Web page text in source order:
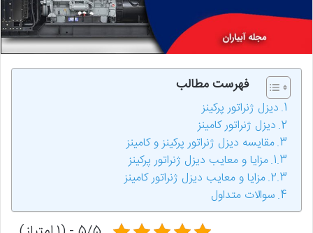
فهرست مطالب
دیزل ژنراتور پرکینز
دیزل ژنراتور کامینز
مقایسه دیزل ژنراتور پرکینز و کامینز
مزایا و معایب دیزل ژنراتور پرکینز
مزایا و معایب دیزل ژنراتور کامینز
سوالات متداول